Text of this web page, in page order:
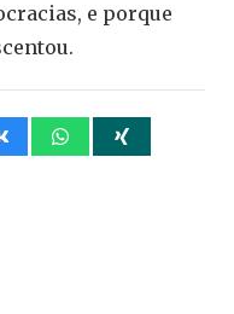
e porque